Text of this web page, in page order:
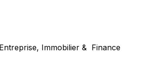
Immobilier & Finance